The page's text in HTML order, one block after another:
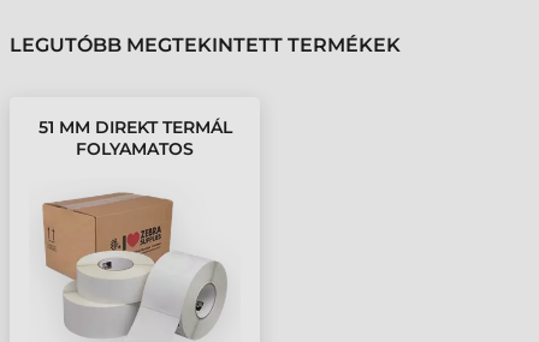
LEGUTÓBB MEGTEKINTETT TERMÉKEK
51 MM DIREKT TERMÁL
FOLYAMATOS
FEHÉR ( 100 M )